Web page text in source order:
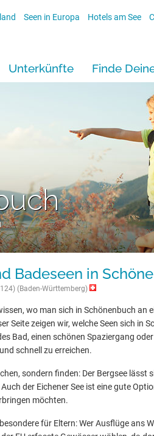
Seen in Europa Hotels am See
Unterkünfte Finde
Badeseen in
(Baden-Württemberg)
wo man sich in Schönenbuch an
Seite zeigen wir, welche Seen sich in
Bad, einen schönen Spaziergang
schnell zu erreichen.
sondern finden: Der Bergsee lässt
der Eichener See ist eine gute
möchten.
für Eltern: Wer Ausflüge ans